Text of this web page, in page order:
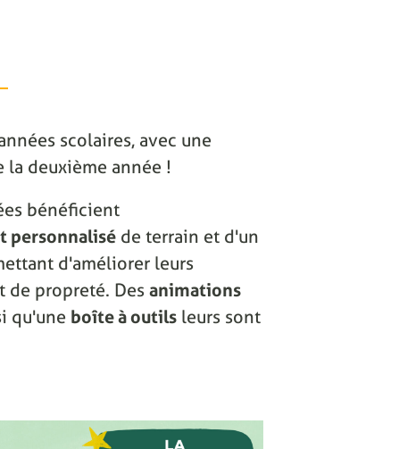
scolaires, avec une
deuxième année !
bénéficient
personnalisé de terrain et d'un
d'améliorer leurs
de propreté. Des animations
qu'une boîte à outils leurs sont